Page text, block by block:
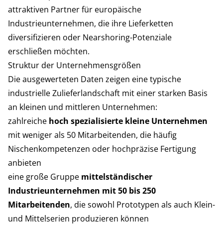
attraktiven Partner für europäische
Industrieunternehmen, die ihre Lieferketten
diversifizieren oder Nearshoring-Potenziale
erschließen möchten.
Struktur der Unternehmensgrößen
Die ausgewerteten Daten zeigen eine typische
industrielle Zulieferlandschaft mit einer starken Basis
an kleinen und mittleren Unternehmen:
zahlreiche hoch spezialisierte kleine Unternehmen
mit weniger als 50 Mitarbeitenden, die häufig
Nischenkompetenzen oder hochpräzise Fertigung
anbieten
eine große Gruppe mittelständischer
Industrieunternehmen mit 50 bis 250
Mitarbeitenden, die sowohl Prototypen als auch Klein-
und Mittelserien produzieren können